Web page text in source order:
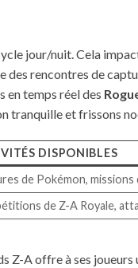
jour/nuit. Cela
des rencontres de
en temps réel des
tranquille et frissons
DISPONIBLES
de Pokémon, missions
de Z-A Royale,
Z-A offre à ses